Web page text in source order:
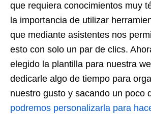
que requiera conocimientos muy
la importancia de utilizar
que mediante asistentes nos
esto con solo un par de clics.
elegido la plantilla para nuestra
dedicarle algo de tiempo para
nuestro gusto y sacando un poco
podremos personalizarla para